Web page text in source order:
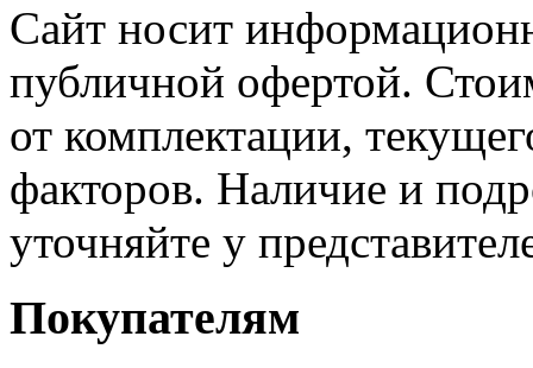
Сайт носит
публичной офертой.
от комплектации,
факторов. Наличие и
уточняйте у
Покупателям